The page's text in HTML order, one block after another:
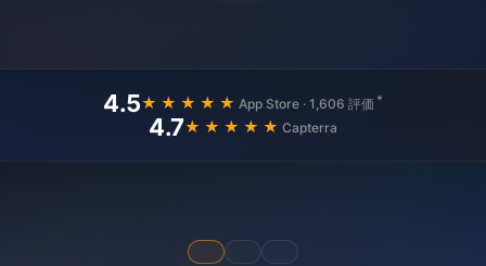
4.5★★★★★ App Store · 1,606 評価 *
4.7★★★★★ Capterra